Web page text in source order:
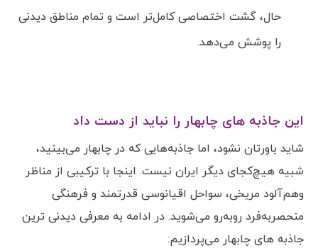
حال، گشت اختصاصی کامل‌تر است و تمام مناطق دیدنی
را پوشش می‌دهد.
این جاذبه های چابهار را نباید از دست داد
شاید باورتان نشود، اما جاذبه‌هایی که در چابهار می‌بینید،
شبیه هیچ‌کجای دیگر ایران نیست. اینجا با ترکیبی از مناظر
وهم‌آلود مریخی، سواحل اقیانوسی قدرتمند و فرهنگی
منحصربه‌فرد روبه‌رو می‌شوید. در ادامه به معرفی دیدنی ترین
جاذبه های چابهار می‌پردازیم: